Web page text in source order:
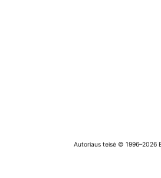
Autoriaus teisė © 1996–2026